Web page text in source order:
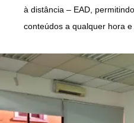
à distância – EAD,
conteúdos a qualquer hora e